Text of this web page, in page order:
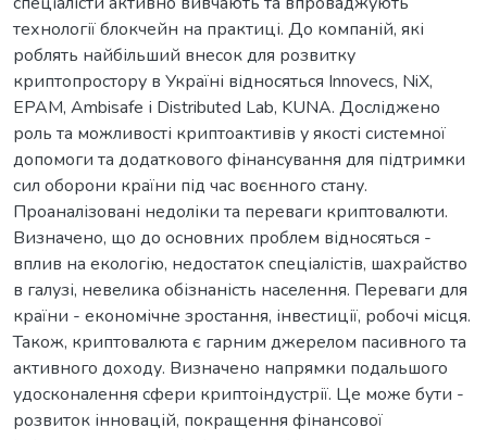
технології блокчейн на практиці. До компаній, які
роблять найбільший внесок для розвитку
криптопростору в Україні відносяться Innovecs, NiX,
EPAM, Ambisafe і Distributed Lab, KUNA. Досліджено
роль та можливості криптоактивів у якості системної
допомоги та додаткового фінансування для підтримки
сил оборони країни під час воєнного стану.
Проаналізовані недоліки та переваги криптовалюти.
Визначено, що до основних проблем відносяться -
вплив на екологію, недостаток спеціалістів, шахрайство
в галузі, невелика обізнаність населення. Переваги для
країни - економічне зростання, інвестиції, робочі місця.
Також, криптовалюта є гарним джерелом пасивного та
активного доходу. Визначено напрямки подальшого
удосконалення сфери криптоіндустрії. Це може бути -
розвиток інновацій, покращення фінансової